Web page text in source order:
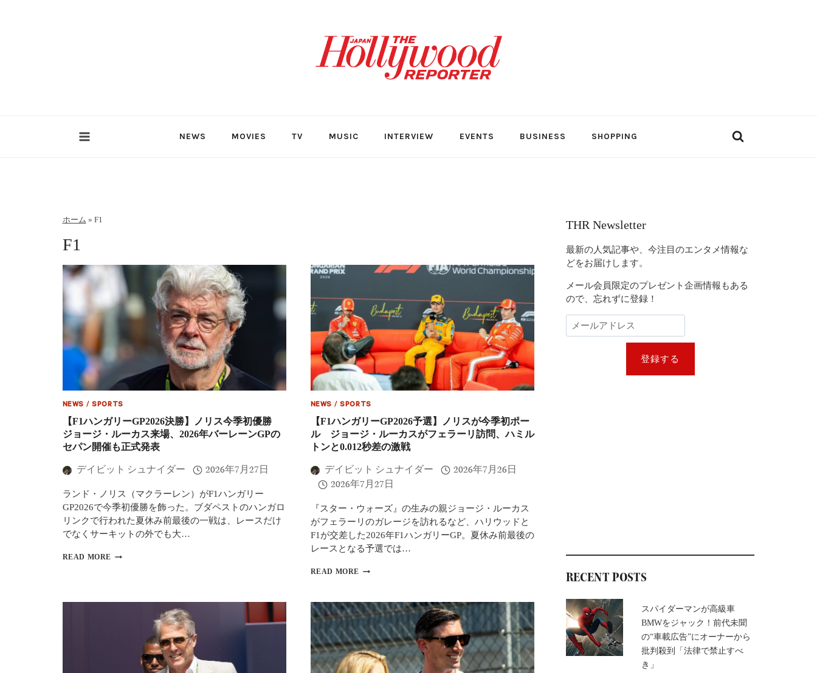
NEWS MOVIES TV MUSIC INTERVIEW EVENTS BUSINESS SHOPPING
ホーム » F1
F1
NEWS /SPORTS
【F1ハンガリーGP2026決勝】ノリス今季初優勝
ジョージ・ルーカス来場、2026年バーレーンGPの
セパン開催も正式発表
デイビット シュナイダー 2026年7月27日
ランド・ノリス（マクラーレン）がF1ハンガリー
GP2026で今季初優勝を飾った。ブダペストのハンガロ
リンクで行われた夏休み前最後の一戦は、レースだけ
でなくサーキットの外でも大…
READ MORE 【F1
NEWS /SPORTS
【F1ハンガリーGP2026予選】ノリスが今季初ポー
ル ジョージ・ルーカスがフェラーリ訪問、ハミル
トンと0.012秒差の激戦
デイビット シュナイダー
2026年7月26日
2026年7月27日
『スター・ウォーズ』の生みの親ジョージ・ルーカス
がフェラーリのガレージを訪れるなど、ハリウッドと
F1が交差した2026年F1ハンガリーGP。夏休み前最後の
レースとなる予選では…
READ MORE 【F1
ガ
リ
GP2026
予
選】
ノ
THR Newsletter
最新の人気記事や、今注目のエンタメ情報な
どをお届けします。
メール会員限定のプレゼント企画情報もある
ので、忘れずに登録！
登録する
RECENT POSTS
スパイダーマンが高級車
BMWをジャック！前代未聞
の“車載広告”にオーナーから
批判殺到「法律で禁止すべ
き」